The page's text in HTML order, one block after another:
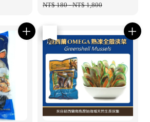
price
NT$ 180-NT$ 1,800